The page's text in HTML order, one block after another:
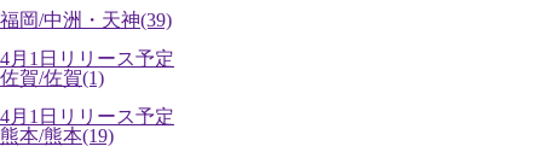
福岡/中洲・天神(39)
4月1日リリース予定
佐賀/佐賀(1)
4月1日リリース予定
熊本/熊本(19)